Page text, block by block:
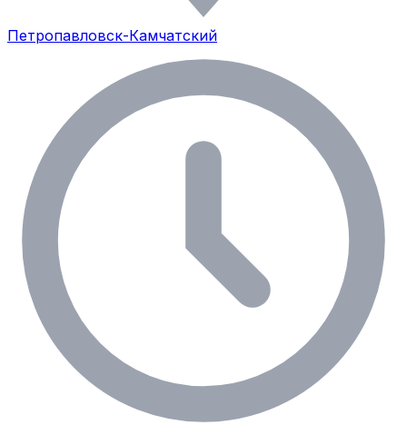
Петропавловск-Камчатский